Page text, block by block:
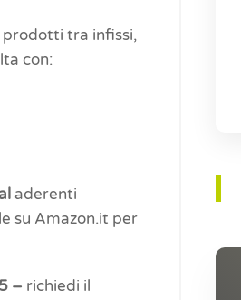
prodotti tra infissi,
con:
aderenti
su Amazon.it per
– richiedi il